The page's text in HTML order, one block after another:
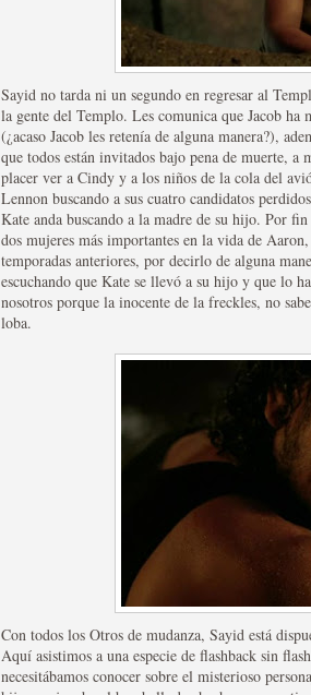
Las series de 10
extinción
MOLTISANTI
Recomendación de la semana
Expediente X: Guía
Sayid no tarda ni un segundo en regresar al
la gente del Templo. Les comunica que Jacob ha
(¿acaso Jacob les retenía de alguna manera?),
que todos están invitados bajo pena de muerte, a
placer ver a Cindy y a los niños de la cola del
Lennon buscando a sus cuatro candidatos
Kate anda buscando a la madre de su hijo. Por
dos mujeres más importantes en la vida de
temporadas anteriores, por decirlo de alguna
escuchando que Kate se llevó a su hijo y que lo
nosotros porque la inocente de la freckles, no
loba.
Con todos los Otros de mudanza, Sayid está
Aquí asistimos a una especie de flashback sin
necesitábamos conocer sobre el misterioso